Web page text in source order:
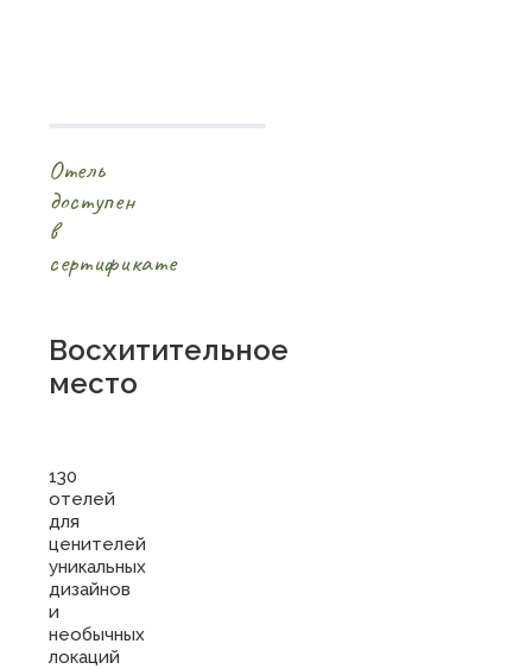
Отель
доступен
в
сертификате
Восхитительное
место
130
отелей
для
ценителей
уникальных
дизайнов
и
необычных
локаций